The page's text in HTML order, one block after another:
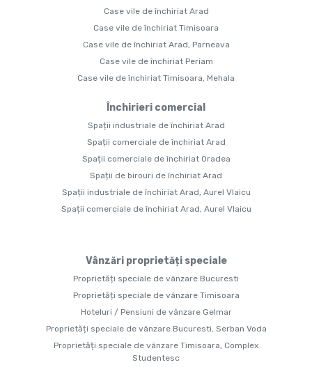
Case vile de închiriat Arad
Case vile de închiriat Timisoara
Case vile de închiriat Arad, Parneava
Case vile de închiriat Periam
Case vile de închiriat Timisoara, Mehala
Închirieri comercial
Spații industriale de închiriat Arad
Spații comerciale de închiriat Arad
Spații comerciale de închiriat Oradea
Spații de birouri de închiriat Arad
Spații industriale de închiriat Arad, Aurel Vlaicu
Spații comerciale de închiriat Arad, Aurel Vlaicu
Vânzări proprietăți speciale
Proprietăți speciale de vânzare Bucuresti
Proprietăți speciale de vânzare Timisoara
Hoteluri / Pensiuni de vânzare Gelmar
Proprietăți speciale de vânzare Bucuresti, Serban Voda
Proprietăți speciale de vânzare Timisoara, Complex
Studentesc